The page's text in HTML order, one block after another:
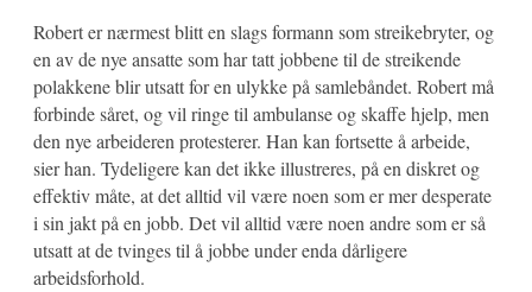
Robert er nærmest blitt en slags formann som streikebryter, og
en av de nye ansatte som har tatt jobbene til de streikende
polakkene blir utsatt for en ulykke på samlebåndet. Robert må
forbinde såret, og vil ringe til ambulanse og skaffe hjelp, men
den nye arbeideren protesterer. Han kan fortsette å arbeide,
sier han. Tydeligere kan det ikke illustreres, på en diskret og
effektiv måte, at det alltid vil være noen som er mer desperate
i sin jakt på en jobb. Det vil alltid være noen andre som er så
utsatt at de tvinges til å jobbe under enda dårligere
arbeidsforhold.